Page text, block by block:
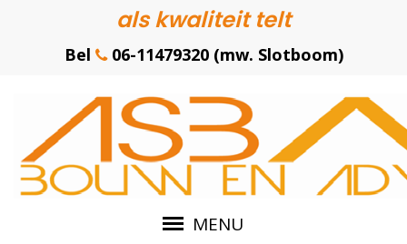
als kwaliteit telt
Bel 06-11479320 (mw. Slotboom)
MENU